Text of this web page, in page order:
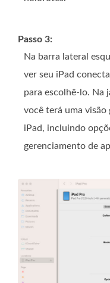
Passo 3:
Na barra lateral
ver seu iPad
para escolhê-lo. Na
você terá uma visão
iPad, incluindo
gerenciamento de